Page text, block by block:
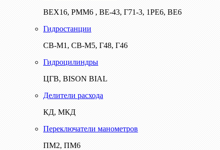
ВЕХ16, РММ6 , ВЕ-43, Г71-3, 1РЕ6, ВЕ6
Гидростанции
СВ-М1, СВ-М5, Г48, Г46
Гидроцилиндры
ЦГВ, BISON BIAL
Делители расхода
КД, МКД
Переключатели манометров
ПМ2, ПМ6